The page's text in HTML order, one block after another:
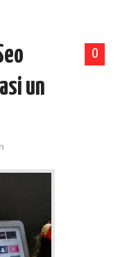
0
un